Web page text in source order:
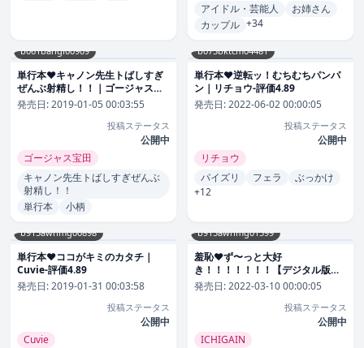
アイドル・芸能人
お姉さん
カップル +34
b061bangl00909
単行本❤キャノン先生トばしすぎ
ぜんぶ射精し！！｜ゴージャス宝
田-評価4.88
発売日:2019-01-05 00:03:55
投稿ステータス
公開中
ゴージャス宝田
キャノン先生トばしすぎぜんぶ
射精し！！
単行本
小柄
b073bktcm04481
単行本❤逆転ッ！むちむちパンパ
ン｜リチョウ-評価4.89
発売日:2022-06-02 00:00:05
投稿ステータス
公開中
リチョウ
パイズリ
フェラ
ぶっかけ
+12
b915awnmg00898
単行本❤ココがキミのカタチ｜
Cuvie-評価4.89
発売日:2019-01-31 00:03:58
投稿ステータス
公開中
Cuvie
b915awnmg01599
羞恥❤ず〜っと大好
き！！！！！！！【デジタル版限
定おまけ付き】｜ICHIGAIN-評価
4.89
発売日:2022-03-10 00:00:05
投稿ステータス
公開中
ICHIGAIN